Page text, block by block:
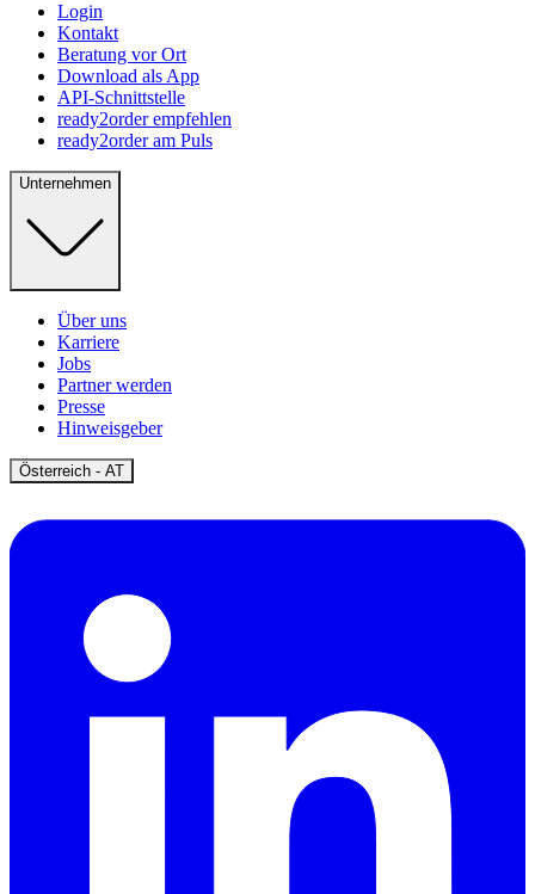
Login
Kontakt
Beratung vor Ort
Download als App
API-Schnittstelle
ready2order empfehlen
ready2order am Puls
Unternehmen
Über uns
Karriere
Jobs
Partner werden
Presse
Hinweisgeber
Österreich - ATOpen